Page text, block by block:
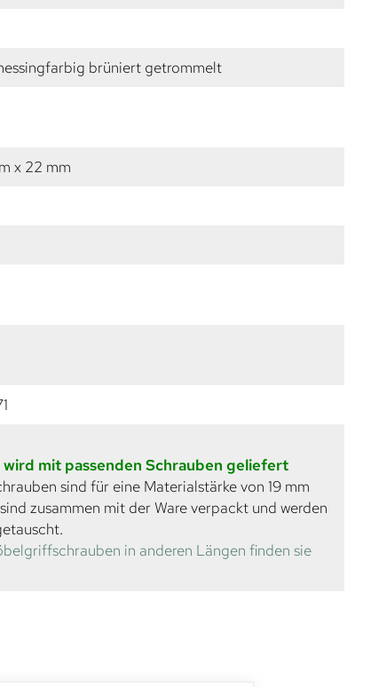
brüniert getrommelt
x 22 mm
mit passenden Schrauben geliefert
sind für eine Materialstärke von 19 mm
zusammen mit der Ware verpackt und werden
in anderen Längen finden sie